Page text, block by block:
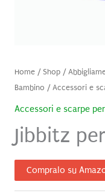
Home/ Shop/
Bambino /Accessori e
Accessori e scarpe
Jibbitz
Compralo su